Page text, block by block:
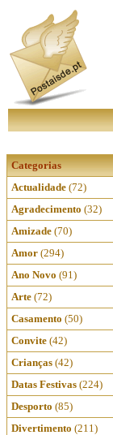
Categorias
Actualidade (72)
Agradecimento (32)
Amizade (70)
Amor (294)
Ano Novo (91)
Arte (72)
Casamento (50)
Convite (42)
Crianças (42)
Datas Festivas (224)
Desporto (85)
Divertimento (211)